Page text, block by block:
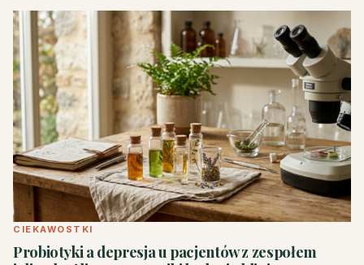
CIEKAWOSTKI
Probiotyki a depresja u pacjentów z zespołem